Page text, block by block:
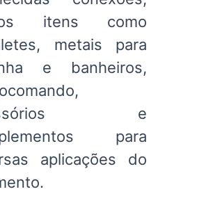
itens como
metais para
e banheiros,
e
para
aplicações do